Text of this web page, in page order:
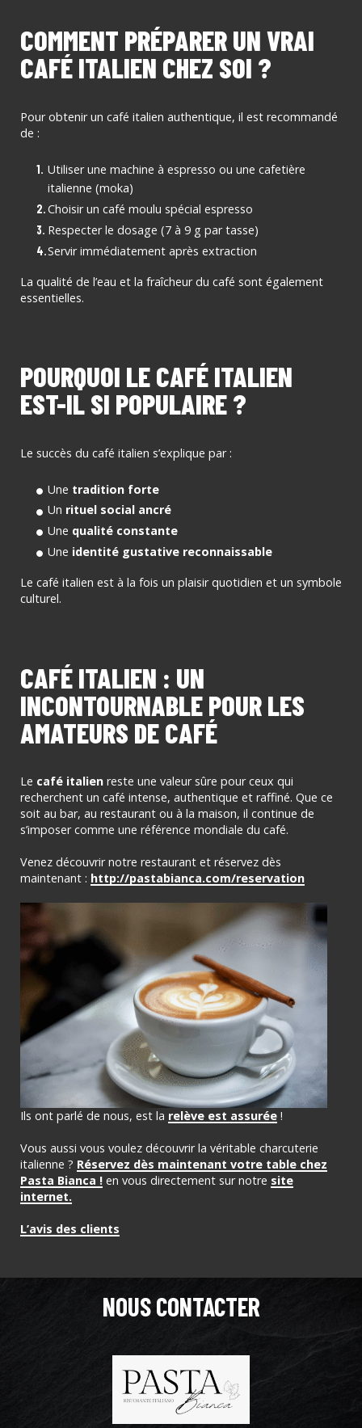
COMMENT PRÉPARER UN VRAI
CAFÉ ITALIEN CHEZ SOI ?
Pour obtenir un café italien authentique, il est recommandé
de :
Utiliser une machine à espresso ou une cafetière
italienne (moka)
Choisir un café moulu spécial espresso
Respecter le dosage (7 à 9 g par tasse)
Servir immédiatement après extraction
La qualité de l’eau et la fraîcheur du café sont également
essentielles.
POURQUOI LE CAFÉ ITALIEN
EST-IL SI POPULAIRE ?
Le succès du café italien s’explique par :
Une tradition forte
Un rituel social ancré
Une qualité constante
Une identité gustative reconnaissable
Le café italien est à la fois un plaisir quotidien et un symbole
culturel.
CAFÉ ITALIEN : UN
INCONTOURNABLE POUR LES
AMATEURS DE CAFÉ
Le café italien reste une valeur sûre pour ceux qui
recherchent un café intense, authentique et raffiné. Que ce
soit au bar, au restaurant ou à la maison, il continue de
s’imposer comme une référence mondiale du café.
Venez découvrir notre restaurant et réservez dès
maintenant : http://pastabianca.com/reservation
Ils ont parlé de nous, est la relève est assurée !
Vous aussi vous voulez découvrir la véritable charcuterie
italienne ? Réservez dès maintenant votre table chez
Pasta Bianca ! en vous directement sur notre site
internet.
L’avis des clients
NOUS CONTACTER